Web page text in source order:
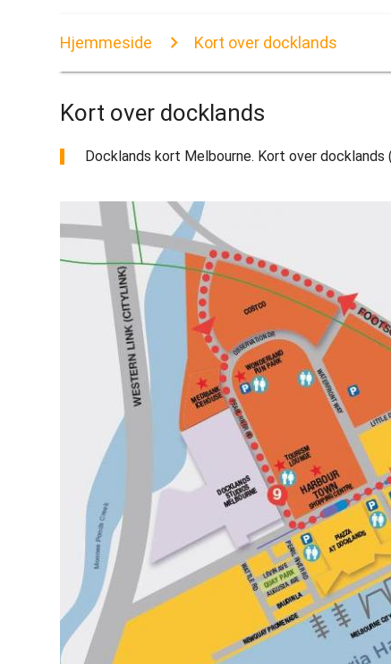
Hjemmeside Kort over docklands
Kort over docklands
Docklands kort Melbourne. Kort over